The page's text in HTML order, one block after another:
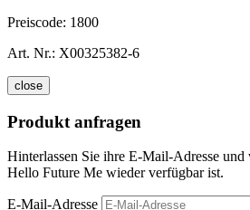
Preiscode: 1800
Art. Nr.: X00325382-6
close
Produkt anfragen
Hinterlassen Sie ihre E-Mail-Adresse
Hello Future Me wieder verfügbar ist.
E-Mail-Adresse